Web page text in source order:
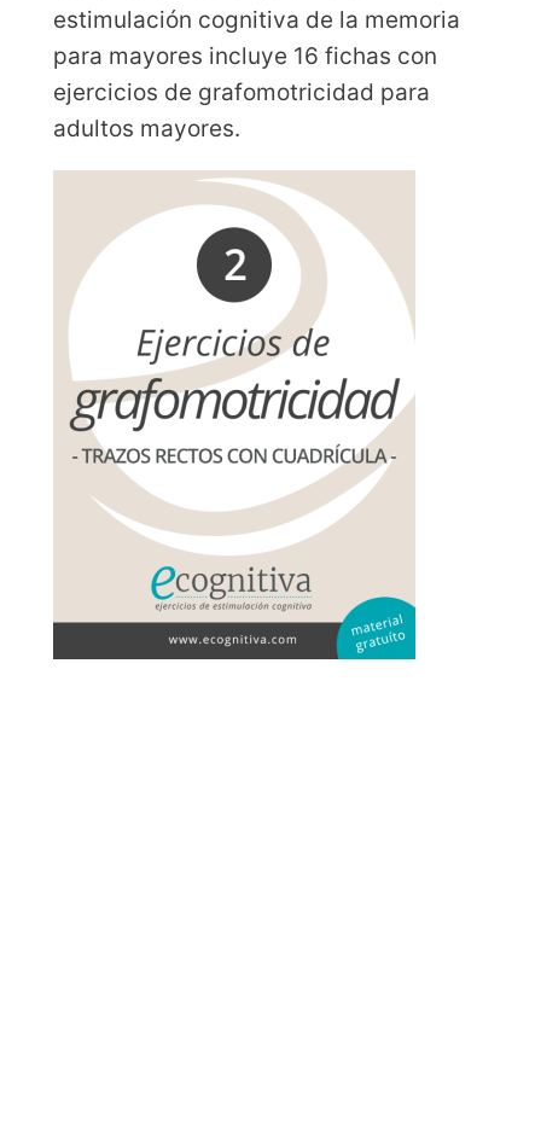
estimulación cognitiva de la memoria
para mayores incluye 16 fichas con
ejercicios de grafomotricidad para
adultos mayores.